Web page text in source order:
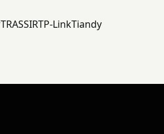
TRASSIRTP-LinkTiandy